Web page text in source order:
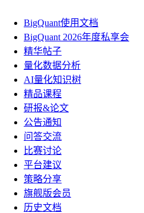
BigQuant使用文档
BigQuant 2026年度私享会
精华帖子
量化数据分析
AI量化知识树
精品课程
研报&论文
公告通知
问答交流
比赛讨论
平台建议
策略分享
旗舰版会员
历史文档